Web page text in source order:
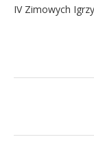
IV Zimowych